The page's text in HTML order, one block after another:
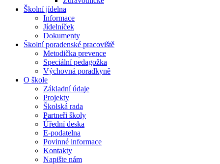
Školní jídelna
Informace
Jídelníček
Dokumenty
Školní poradenské pracoviště
Metodička prevence
Speciální pedagožka
Výchovná poradkyně
O škole
Základní údaje
Projekty
Školská rada
Partneři školy
Úřední deska
E-podatelna
Povinné informace
Kontakty
Napište nám